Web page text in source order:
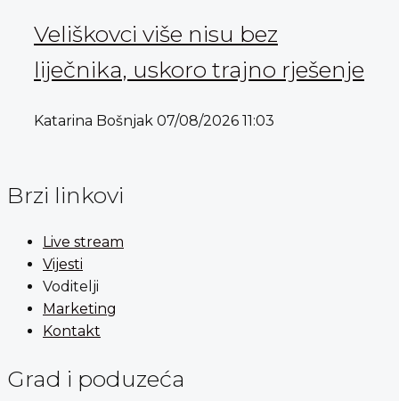
Veliškovci više nisu bez
liječnika, uskoro trajno rješenje
Katarina Bošnjak 07/08/2026 11:03
Brzi linkovi
Live stream
Vijesti
Voditelji
Marketing
Kontakt
Grad i poduzeća